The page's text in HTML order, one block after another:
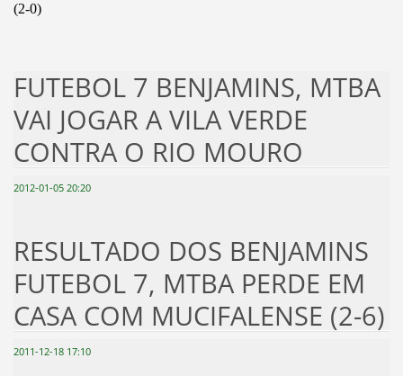
(2-0)
FUTEBOL 7 BENJAMINS, MTBA
VAI JOGAR A VILA VERDE
CONTRA O RIO MOURO
2012-01-05 20:20
RESULTADO DOS BENJAMINS
FUTEBOL 7, MTBA PERDE EM
CASA COM MUCIFALENSE (2-6)
2011-12-18 17:10